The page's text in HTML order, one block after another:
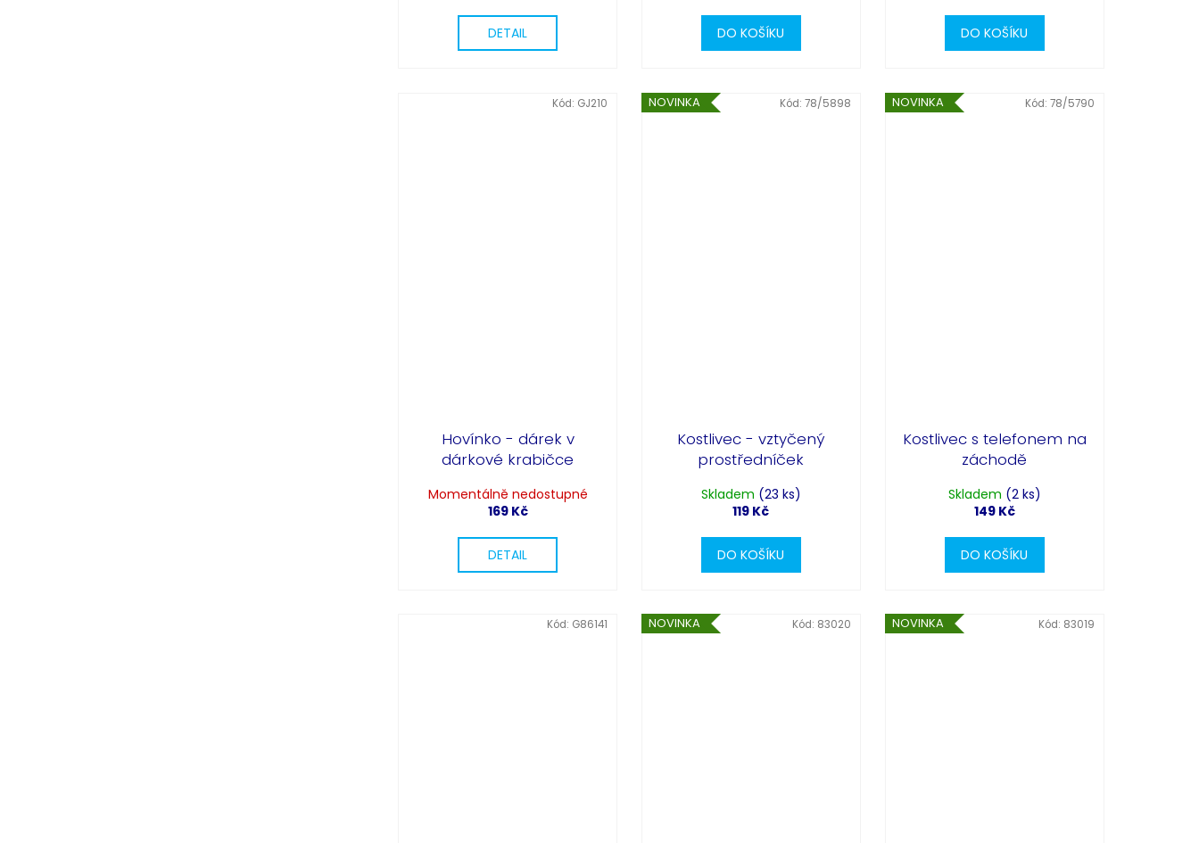
DETAIL DO KOŠÍKU DO KOŠÍKU
Hovínko - dárek v
dárkové krabičce
Momentálně nedostupné
169 Kč
DETAIL
Kód: GJ210 NOVINKA
Kostlivec - vztyčený
prostředníček
Skladem (23 ks)
119 Kč
DO KOŠÍKU
Kód: 78/5898 NOVINKA
Kostlivec s telefonem na
záchodě
Skladem (2 ks)
149 Kč
DO KOŠÍKU
Kód: 78/5790
Kód: G86141 NOVINKA Kód: 83020 NOVINKA Kód: 83019